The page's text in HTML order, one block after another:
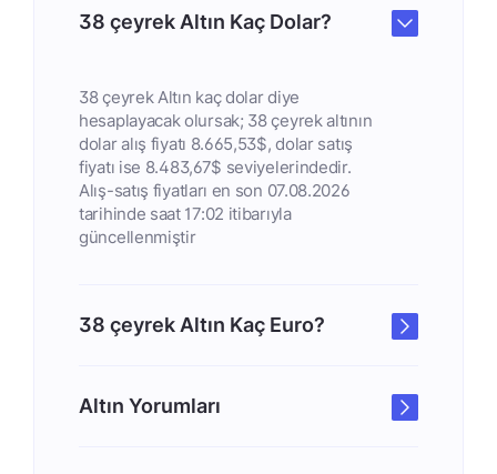
38 çeyrek Altın Kaç Dolar?
38 çeyrek Altın kaç dolar diye
hesaplayacak olursak; 38 çeyrek altının
dolar alış fiyatı 8.665,53$, dolar satış
fiyatı ise 8.483,67$ seviyelerindedir.
Alış-satış fiyatları en son 07.08.2026
tarihinde saat 17:02 itibarıyla
güncellenmiştir
38 çeyrek Altın Kaç Euro?
Altın Yorumları